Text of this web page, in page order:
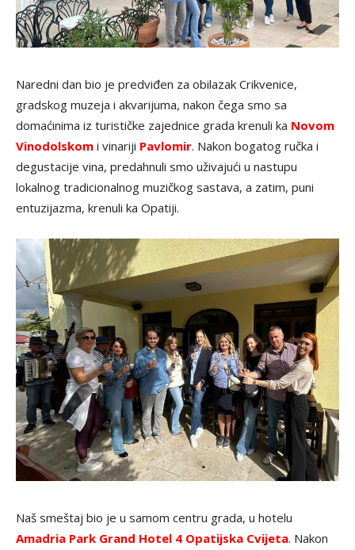
Naredni dan bio je predviđen za obilazak Crikvenice,
gradskog muzeja i akvarijuma, nakon čega smo sa
domaćinima iz turističke zajednice grada krenuli ka Novom
Vinodolskom i vinariji Pavlomir. Nakon bogatog ručka i
degustacije vina, predahnuli smo uživajući u nastupu
lokalnog tradicionalnog muzičkog sastava, a zatim, puni
entuzijazma, krenuli ka Opatiji.
Naš smeštaj bio je u samom centru grada, u hotelu
Amadria Park Grand Hotel 4 Opatijska Cvijeta. Nakon